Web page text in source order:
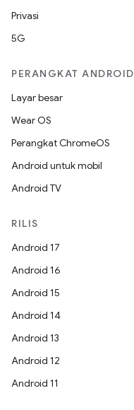
Privasi
5G
PERANGKAT ANDROID
Layar besar
Wear OS
Perangkat ChromeOS
Android untuk mobil
Android TV
RILIS
Android 17
Android 16
Android 15
Android 14
Android 13
Android 12
Android 11